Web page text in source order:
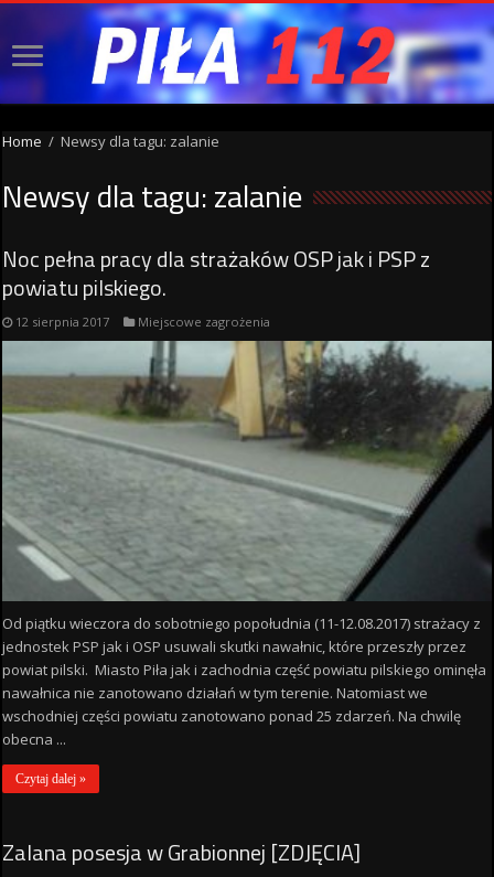
Home / Newsy dla tagu: zalanie
Newsy dla tagu:zalanie
Noc pełna pracy dla strażaków OSP jak i PSP z
powiatu pilskiego.
12 sierpnia 2017 Miejscowe zagrożenia
Od piątku wieczora do sobotniego popołudnia (11-12.08.2017) strażacy z
jednostek PSP jak i OSP usuwali skutki nawałnic, które przeszły przez
powiat pilski. Miasto Piła jak i zachodnia część powiatu pilskiego ominęła
nawałnica nie zanotowano działań w tym terenie. Natomiast we
wschodniej części powiatu zanotowano ponad 25 zdarzeń. Na chwilę
obecna ...
Czytaj dalej »
Zalana posesja w Grabionnej [ZDJĘCIA]